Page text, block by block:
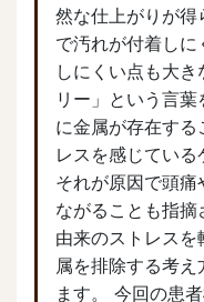
然な仕上がりが得
で汚れが付着し
しにくい点も大
リー」という言
に金属が存在する
レスを感じている
それが原因で頭
ながることも指
由来のストレス
属を排除する考
ます。 今回の患